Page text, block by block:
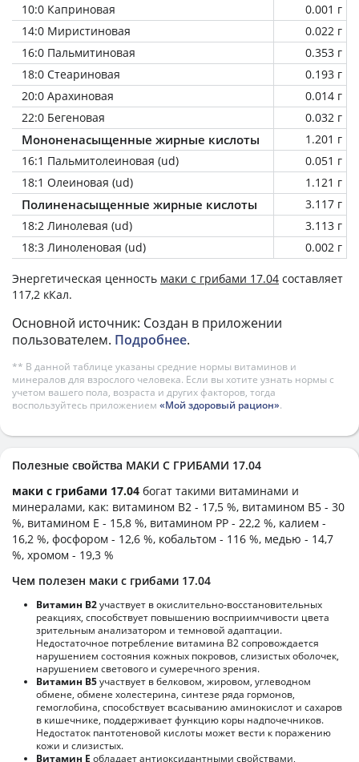
10:0 Каприновая
0.001 г
14:0 Миристиновая
0.022 г
16:0 Пальмитиновая
0.353 г
18:0 Стеариновая
0.193 г
20:0 Арахиновая
0.014 г
22:0 Бегеновая
0.032 г
Мононенасыщенные жирные кислоты
1.201 г
16:1 Пальмитолеиновая (ud)
0.051 г
18:1 Олеиновая (ud)
1.121 г
Полиненасыщенные жирные кислоты
3.117 г
18:2 Линолевая (ud)
3.113 г
18:3 Линоленовая (ud)
0.002 г
Энергетическая ценность маки с грибами 17.04 составляет
117,2 кКал.
Основной источник: Создан в приложении
пользователем. Подробнее.
** В данной таблице указаны средние нормы витаминов и
минералов для взрослого человека. Если вы хотите узнать нормы с
учетом вашего пола, возраста и других факторов, тогда
воспользуйтесь приложением «Мой здоровый рацион».
Полезные свойства МАКИ С ГРИБАМИ 17.04
маки с грибами 17.04 богат такими витаминами и
минералами, как: витамином B2 - 17,5 %, витамином B5 - 30
%, витамином E - 15,8 %, витамином PP - 22,2 %, калием -
16,2 %, фосфором - 12,6 %, кобальтом - 116 %, медью - 14,7
%, хромом - 19,3 %
Чем полезен маки с грибами 17.04
Витамин В2участвует в окислительно-восстановительных
реакциях, способствует повышению восприимчивости цвета
зрительным анализатором и темновой адаптации.
Недостаточное потребление витамина В2 сопровождается
нарушением состояния кожных покровов, слизистых оболочек,
нарушением светового и сумеречного зрения.
Витамин В5участвует в белковом, жировом, углеводном
обмене, обмене холестерина, синтезе ряда гормонов,
гемоглобина, способствует всасыванию аминокислот и сахаров
в кишечнике, поддерживает функцию коры надпочечников.
Недостаток пантотеновой кислоты может вести к поражению
кожи и слизистых.
Витамин Е обладает антиоксидантными свойствами,